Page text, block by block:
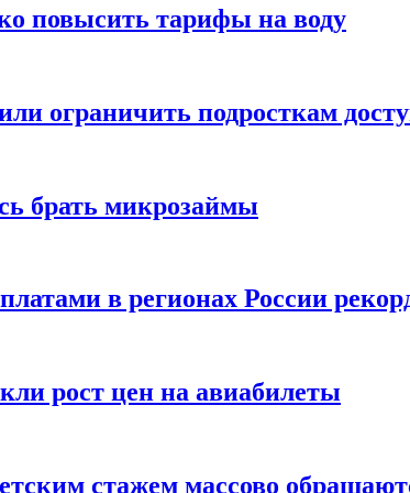
повысить тарифы на воду
ограничить подросткам
брать микрозаймы
в регионах России
рост цен на авиабилеты
стажем массово